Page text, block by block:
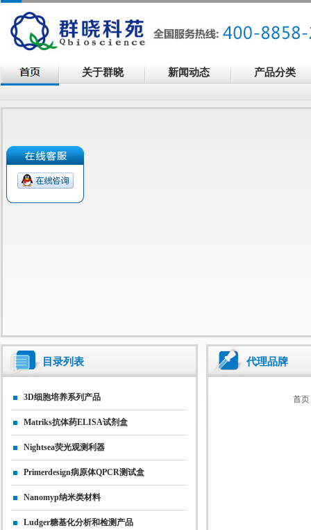
关于群晓 新闻动态 产品分类
目录列表
3D细胞培养系列产品
Matriks抗体药ELISA试剂盒
Nightsea荧光观测利器
Primerdesign病原体qPCR测试盒
Nanomyp纳米类材料
Ludger糖基化分析和检测产品
代理品牌
首页